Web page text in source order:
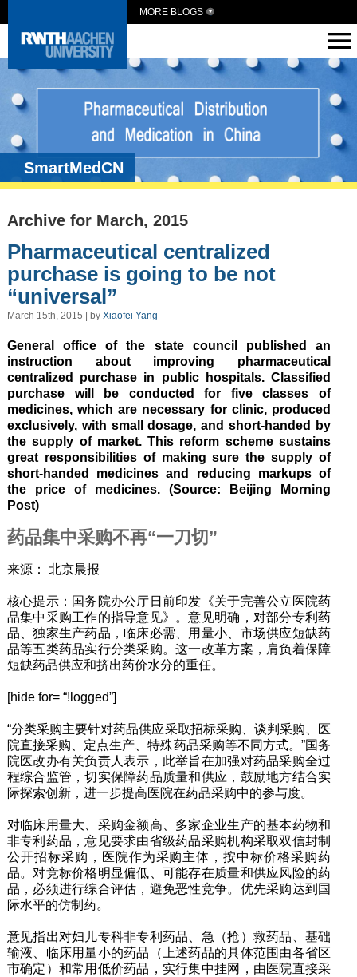
MORE BLOGS
SmartMedCN
Archive for March, 2015
Pharmaceutical centralized
purchase is going to be not
“universal”
March 15th, 2015 | by Xiaofei Yang
General office of the state council published an
instruction about improving pharmaceutical
centralized purchase in public hospitals. Classified
purchase will be conducted for five classes of
medicines, which are necessary for clinic, produced
exclusively, with small dosage, and short-handed by
the supply of market. This reform scheme sustains
great responsibilities of making sure the supply of
short-handed medicines and reducing markups of
the price of medicines. (Source: Beijing Morning
Post)
药品集中采购不再“一刀切”
来源： 北京晨报
核心提示：国务院办公厅日前印发《关于完善公立医院药
品集中采购工作的指导意见》。意见明确，对部分专利药
品、独家生产药品，临床必需、用量小、市场供应短缺药
品等五类药品实行分类采购。这一改革方案，肩负着保障
短缺药品供应和挤出药价水分的重任。
[hide for= “!logged”]
“分类采购主要针对药品供应采取招标采购、谈判采购、医
院直接采购、定点生产、特殊药品采购等不同方式。”国务
院医改办有关负责人表示，此举旨在加强对药品采购全过
程综合监管，切实保障药品质量和供应，鼓励地方结合实
际探索创新，进一步提高医院在药品采购中的参与度。
对临床用量大、采购金额高、多家企业生产的基本药物和
非专利药品，意见要求由省级药品采购机构采取双信封制
公开招标采购，医院作为采购主体，按中标价格采购药
品。对竞标价格明显偏低、可能存在质量和供应风险的药
品，必须进行综合评估，避免恶性竞争。优先采购达到国
际水平的仿制药。
意见指出对妇儿专科非专利药品、急（抢）救药品、基础
输液、临床用量小的药品（上述药品的具体范围由各省区
市确定）和常用低价药品，实行集中挂网，由医院直接采